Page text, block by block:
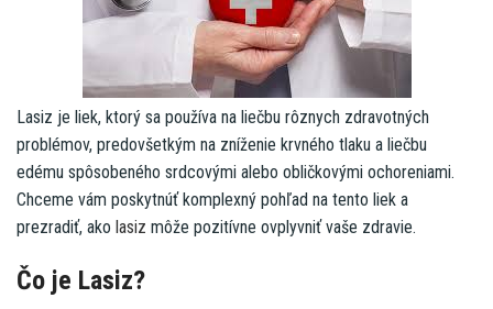
Lasiz je liek, ktorý sa používa na liečbu rôznych zdravotných
problémov, predovšetkým na zníženie krvného tlaku a liečbu
edému spôsobeného srdcovými alebo obličkovými ochoreniami.
Chceme vám poskytnúť komplexný pohľad na tento liek a
prezradiť, ako lasiz môže pozitívne ovplyvniť vaše zdravie.
Čo je Lasiz?